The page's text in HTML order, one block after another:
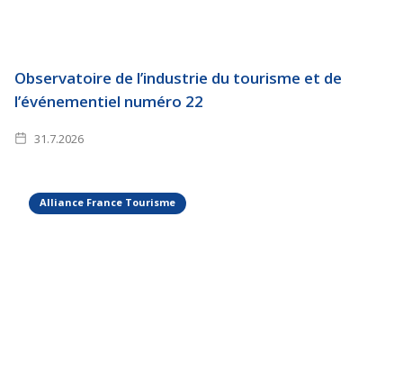
Observatoire de l’industrie du tourisme et de
l’événementiel numéro 22
31.7.2026
Alliance France Tourisme